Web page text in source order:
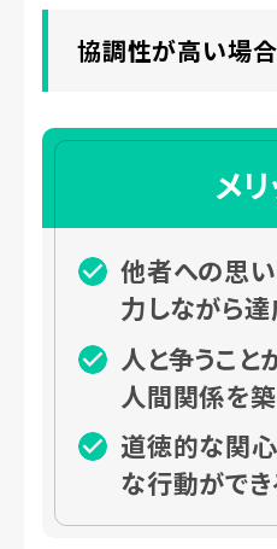
協調性が高い場合
メ
他者への思い
力しながら
人と争うこと
人間関係を築
道徳的な関
な行動ができ